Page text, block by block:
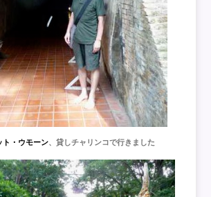
ト・ウモーン、貸しチャリンコで行きました